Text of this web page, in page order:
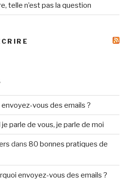
telle n’est pas la question
envoyez-vous des emails ?
je parle de vous, je parle de moi
dans 80 bonnes pratiques de
envoyez-vous des emails ?